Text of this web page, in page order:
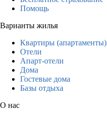
Помощь
Варианты жилья
Квартиры (апартаменты)
Отели
Апарт-отели
Дома
Гостевые дома
Базы отдыха
О нас